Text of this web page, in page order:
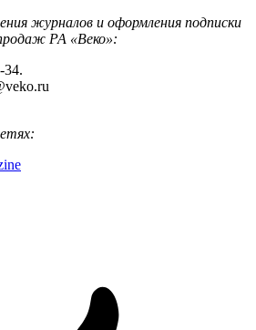
журналов и оформления подписки
РА «Веко»:
34.